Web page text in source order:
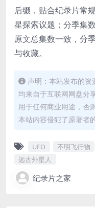
后缀，贴合纪录片常
星探索议题；分季集
原文总集数一致，分
与收藏。
声明：本站发布的
均来自于互联网网盘分
用于任何商业用途，否
本站内容侵犯了原著者
UFO 不明飞行物
远古外星人
纪录片之家